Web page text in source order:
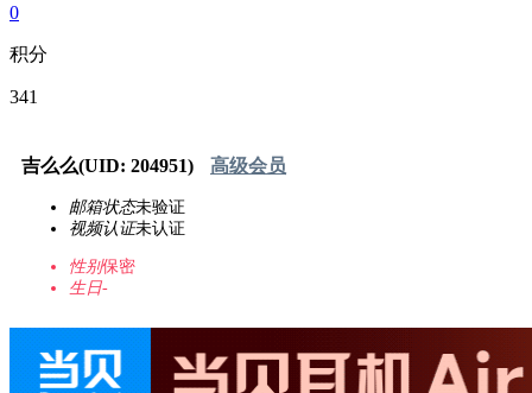
0
积分
341
吉么么(UID: 204951) 高级会员
邮箱状态未验证
视频认证未认证
性别保密
生日-